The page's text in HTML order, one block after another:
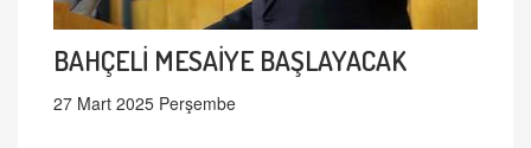
BAHÇELİ MESAİYE BAŞLAYACAK
27 Mart 2025 Perşembe